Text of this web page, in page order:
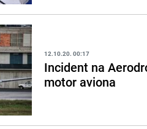
12.10.20. 00:17
Incident na
motor aviona